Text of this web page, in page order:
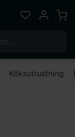
Favoriter
Mitt
Köksutrustning